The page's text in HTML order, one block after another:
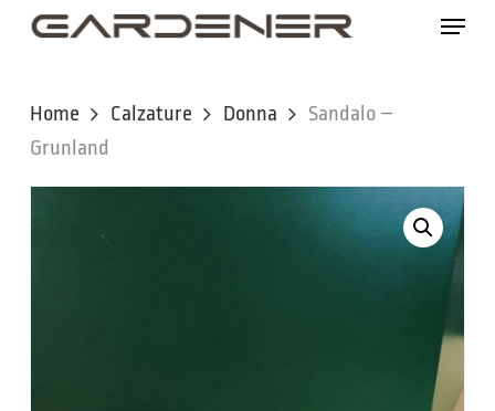
Skip
content
Menu
Home Calzature Donna
Sandalo –
Grunland